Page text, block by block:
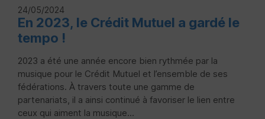
24/05/2024
En 2023, le Crédit Mutuel a gardé le
tempo !
2023 a été une année encore bien rythmée par la
musique pour le Crédit Mutuel et l’ensemble de ses
fédérations. À travers toute une gamme de
partenariats, il a ainsi continué à favoriser le lien entre
ceux qui aiment la musique...